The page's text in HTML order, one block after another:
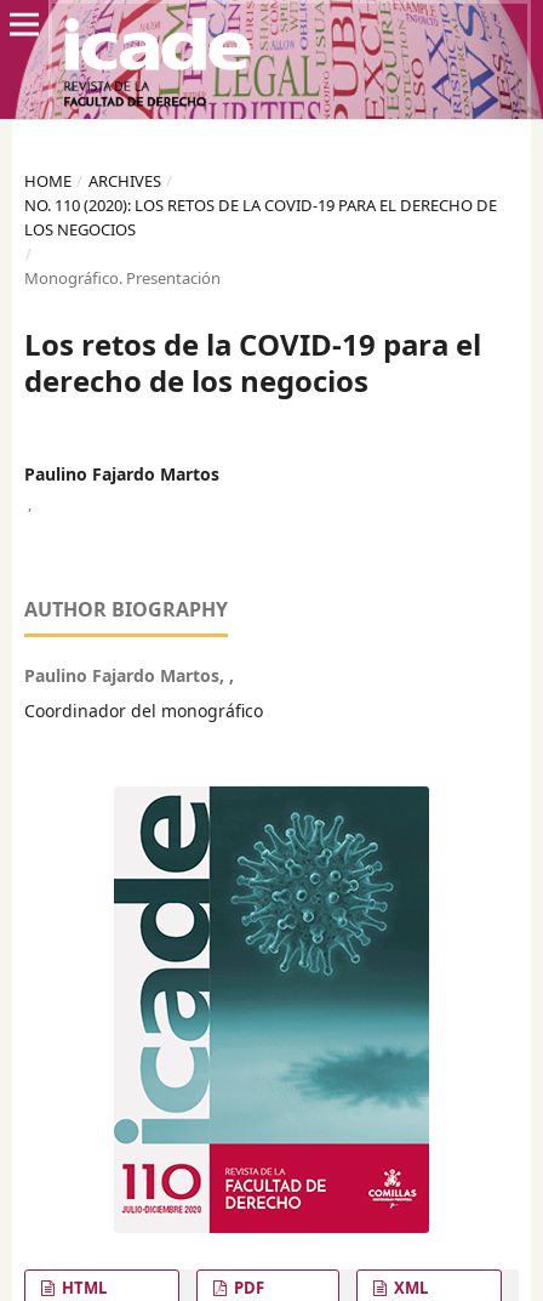
HOME / ARCHIVES /
NO. 110 (2020): LOS RETOS DE LA COVID-19 PARA EL DERECHO DE
LOS NEGOCIOS
/
Monográfico. Presentación
Los retos de la COVID-19 para el
derecho de los negocios
Paulino Fajardo Martos
,
AUTHOR BIOGRAPHY
Paulino Fajardo Martos, ,
Coordinador del monográfico
HTML
PDF
XML